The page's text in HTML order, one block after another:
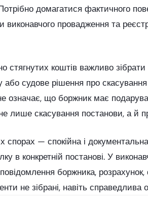
домагатися фактичного
виконавчого провадження та
стягнутих коштів важливо
або судове рішення про
означає, що боржник має
лише скасування постанови, а й
спорах — спокійна і
в конкретній постанові. У
боржника,
не зібрані, навіть